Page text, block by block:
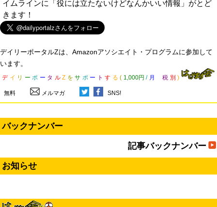
イムラインに「役には立たないけどなんかいい情報」がとど
きます！
デイリーポータルZは、Amazonアソシエイト・プログラムに参加して
います。
デ イ リ ー ポ ー タ ル Z を サ ポ ー ト す る ( 1,000円 / 月 税 別 )
無料 メルマガ SNS!
バックナンバー
記事バックナンバー
お知らせ